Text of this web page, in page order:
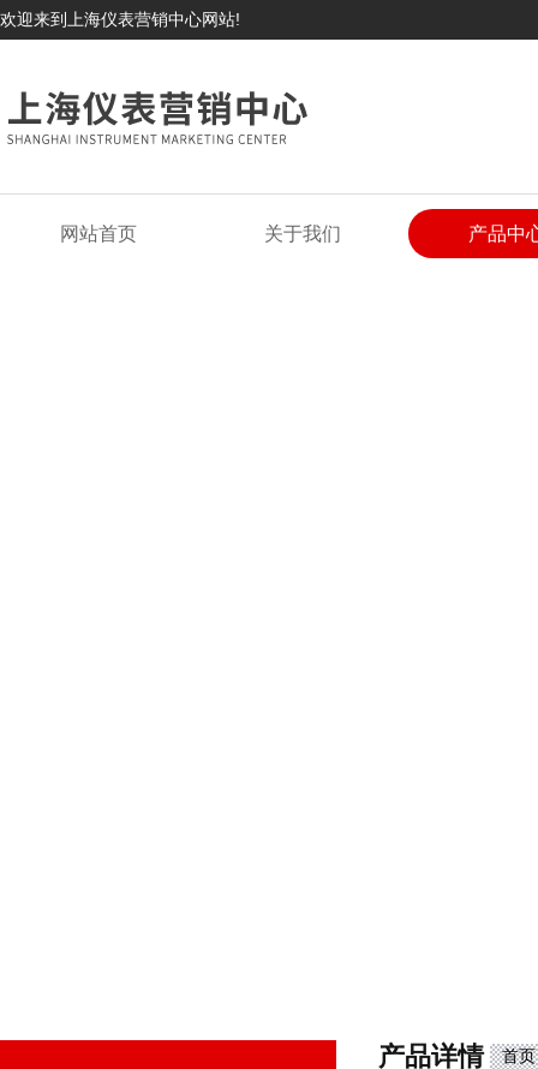
欢迎来到上海仪表营销中心网站!
网站首页 关于我们 产品中
产品详情 首页